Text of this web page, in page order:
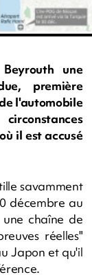
une
première
l'automobile
il est accusé
savamment
décembre au
chaîne de
réelles"
Japon et qu'il